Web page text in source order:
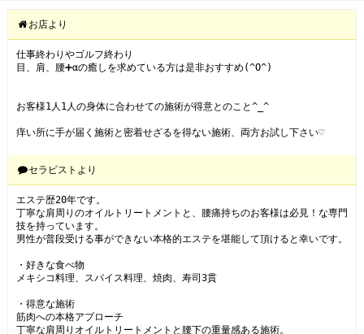
お店より
仕事終わりやゴルフ終わり
目、肩、腰➕αの癒しを求めている方は是非おすすめ(^O^)
お客様1人1人の身体に合わせての施術が得意とのこと^_^
痒い所に手が届く施術と密着せざるを得ない施術、両方お試し下さい♡
セラピストより
エステ歴20年です。
丁寧な肩周りのオイルトリートメントと、腰痛持ちのお客様は必見！な専門
技を持っています。
男性が普段受ける事ができない本格的エステを堪能して頂けると幸いです。
・好きな食べ物
メキシコ料理、スパイス料理、焼肉、寿司3貫
・得意な施術
筋肉への本格アプローチ
丁寧な肩周りオイルトリートメントと腰下の重量感ある施術。